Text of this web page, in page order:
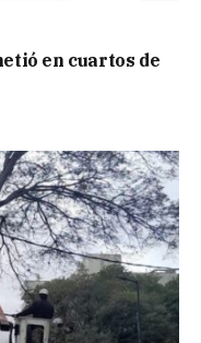
en cuartos de